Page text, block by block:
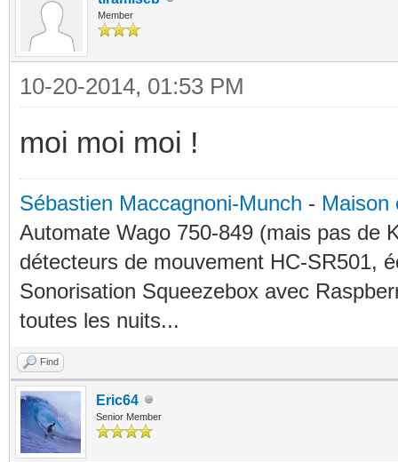
Member
10-20-2014, 01:53 PM
moi moi moi !
Sébastien Maccagnoni-Munch - Maison
Automate Wago 750-849 (mais pas de
détecteurs de mouvement HC-SR501,
Sonorisation Squeezebox avec
toutes les nuits...
Find
Eric64
Senior Member